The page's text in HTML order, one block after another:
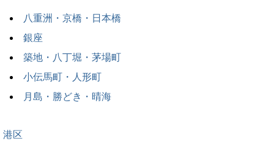
八重洲・京橋・日本橋
銀座
築地・八丁堀・茅場町
小伝馬町・人形町
月島・勝どき・晴海
港区